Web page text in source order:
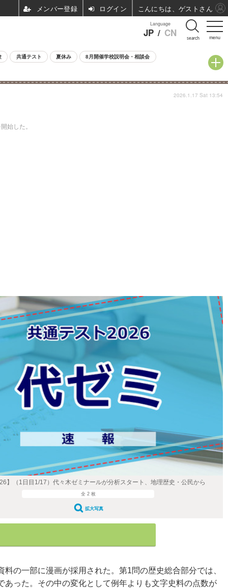
menu
Language
JP / CN search
共通テスト 夏休み 8月開催学校説明会・相談会
始した。
2026.1.17 Sat 13:54
】（1日目1/17）代々木ゼミナールが分析スタート、地理歴史・公民から
全 2 枚
拡大写真
の一部に漫画が採用された。第1問の歴史総合部分では、
った。その中の変化として例年よりも文字史料の点数が
ログイン こんにちは、ゲストさん